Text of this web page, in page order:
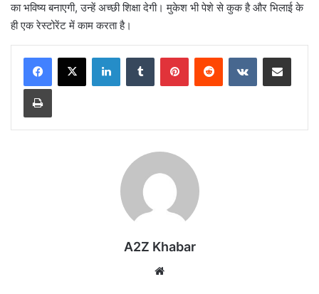
का भविष्य बनाएगी, उन्हें अच्छी शिक्षा देगी। मुकेश भी पेशे से कुक है और भिलाई के
ही एक रेस्टोरेंट में काम करता है।
LinkedInTumblr PinterestReddit VKontakteShare via Email
Print
A2Z Khabar